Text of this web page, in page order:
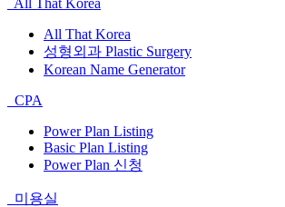
All That Korea
All That Korea
성형외과 Plastic Surgery
Korean Name Generator
CPA
Power Plan Listing
Basic Plan Listing
Power Plan 신청
미용실